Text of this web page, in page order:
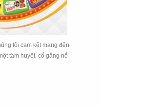
tôi cam kết mang đến
tâm huyết, cố gắng nỗ